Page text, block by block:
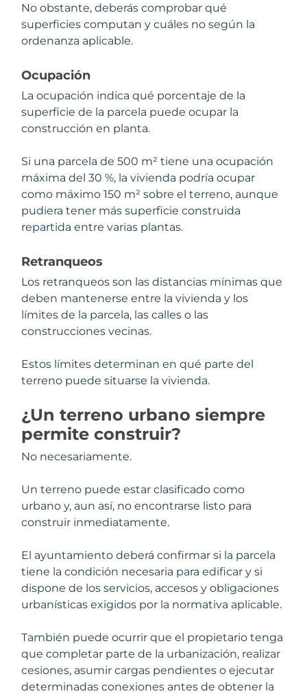
No obstante, deberás comprobar qué
superficies computan y cuáles no según la
ordenanza aplicable.
Ocupación
La ocupación indica qué porcentaje de la
superficie de la parcela puede ocupar la
construcción en planta.
Si una parcela de 500 m² tiene una ocupación
máxima del 30 %, la vivienda podría ocupar
como máximo 150 m² sobre el terreno, aunque
pudiera tener más superficie construida
repartida entre varias plantas.
Retranqueos
Los retranqueos son las distancias mínimas que
deben mantenerse entre la vivienda y los
límites de la parcela, las calles o las
construcciones vecinas.
Estos límites determinan en qué parte del
terreno puede situarse la vivienda.
¿Un terreno urbano siempre
permite construir?
No necesariamente.
Un terreno puede estar clasificado como
urbano y, aun así, no encontrarse listo para
construir inmediatamente.
El ayuntamiento deberá confirmar si la parcela
tiene la condición necesaria para edificar y si
dispone de los servicios, accesos y obligaciones
urbanísticas exigidos por la normativa aplicable.
También puede ocurrir que el propietario tenga
que completar parte de la urbanización, realizar
cesiones, asumir cargas pendientes o ejecutar
determinadas conexiones antes de obtener la